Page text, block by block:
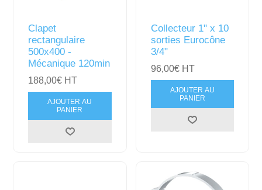
Clapet
rectangulaire
500x400 -
Mécanique 120min
188,00€ HT
AJOUTER AU
PANIER
Collecteur 1" x 10
sorties Eurocône
3/4"
96,00€ HT
AJOUTER AU
PANIER